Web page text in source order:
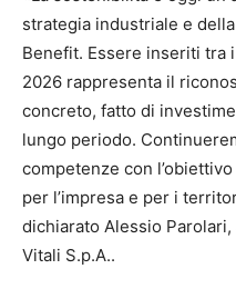
strategia industriale e
Benefit. Essere inseriti tra
2026 rappresenta il
concreto, fatto di
lungo periodo.
competenze con
per l’impresa e per i
dichiarato Alessio
Vitali S.p.A..